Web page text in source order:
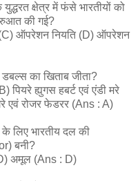
युद्धरत क्षेत्र में फंसे भारतीयों को
की गई?
ऑपरेशन नियति (D) ऑपरेशन
का खिताब जीता?
पियरे ह्युगस हबर्ट एवं एंडी मरे
एवं रोजर फेडरर (Ans : A)
लिए भारतीय दल की
बनी?
अमूल (Ans : D)